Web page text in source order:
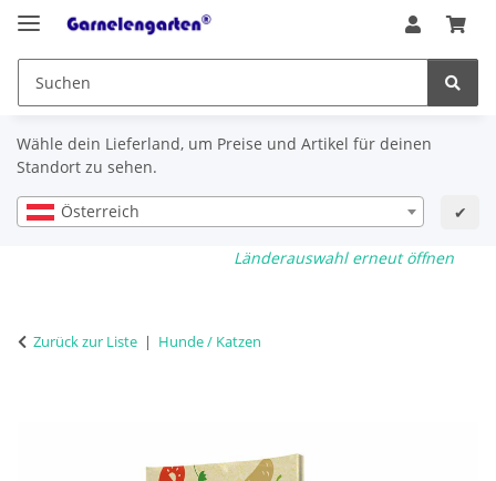
Wähle dein Lieferland, um Preise und Artikel für deinen
Standort zu sehen.
Österreich ✔
Länderauswahl erneut öffnen
Zurück zur Liste Hunde / Katzen